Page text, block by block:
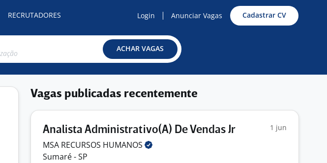
RECRUTADORES Login Anunciar Vagas Cadastrar CV
ACHAR VAGAS
Vagas publicadas recentemente
Analista Administrativo(A) De Vendas Jr 1 jun
MSA RECURSOS HUMANOS
Sumaré - SP